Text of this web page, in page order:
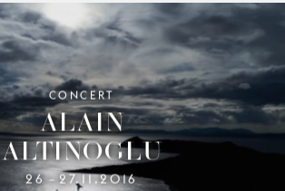
CONCERT
ALAIN
ALTINOGLU
26 – 27.11.2016